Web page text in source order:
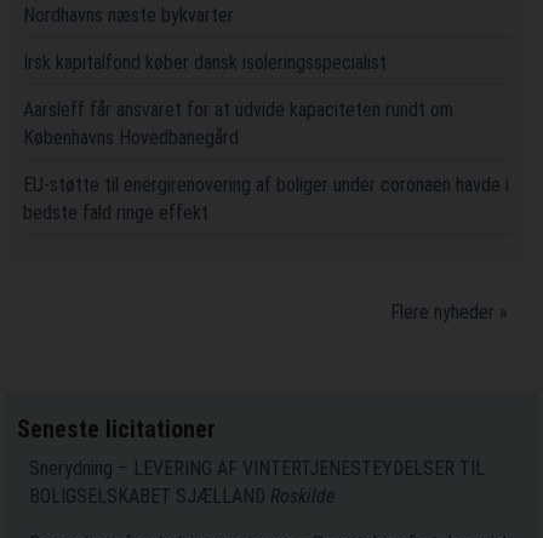
Nordhavns næste bykvarter
Irsk kapitalfond køber dansk isoleringsspecialist
Aarsleff får ansvaret for at udvide kapaciteten rundt om
Københavns Hovedbanegård
EU-støtte til energirenovering af boliger under coronaen havde i
bedste fald ringe effekt
Flere nyheder »
Seneste licitationer
Snerydning – LEVERING AF VINTERTJENESTEYDELSER TIL
BOLIGSELSKABET SJÆLLAND Roskilde